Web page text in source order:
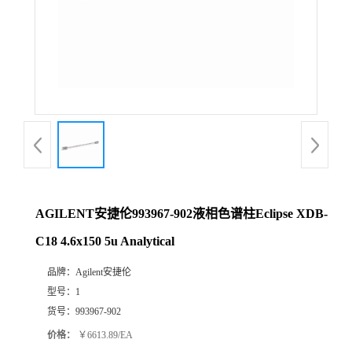
AGILENT安捷伦993967-902液相色谱柱Eclipse XDB-
C18 4.6x150 5u Analytical
品牌： Agilent安捷伦
型号： 1
货号： 993967-902
价格： ￥6613.89/EA